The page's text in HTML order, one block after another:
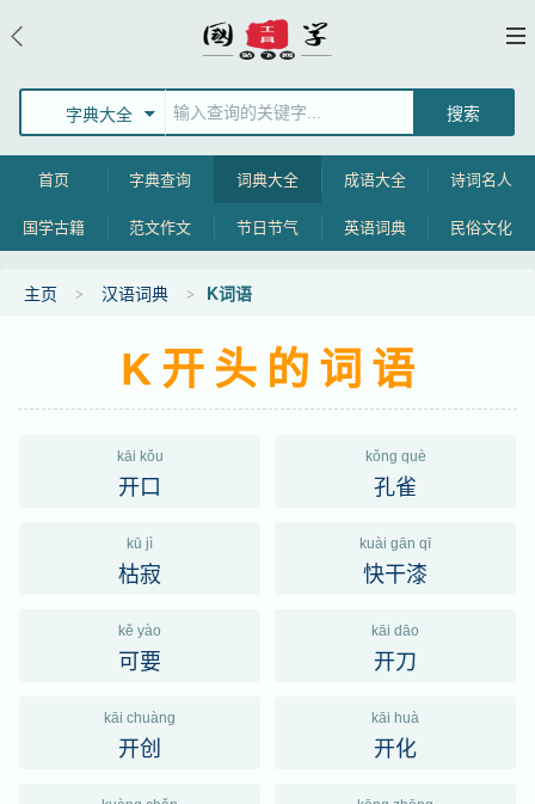
字典大全
首页 字典查询 词典大全 成语大全 诗词名人
国学古籍 范文作文 节日节气 英语词典 民俗文化
主页 汉语词典 K词语
K开头的词语
kāi kǒu
开口
kǒng què
孔雀
kū jì
枯寂
kuài gān qī
快干漆
kě yào
可要
kāi dāo
开刀
kāi chuàng
开创
kāi huà
开化